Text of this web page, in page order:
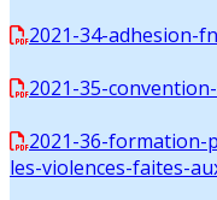
2021-34-adhesion-
2021-35-
2021-36-
les-violences-faites-